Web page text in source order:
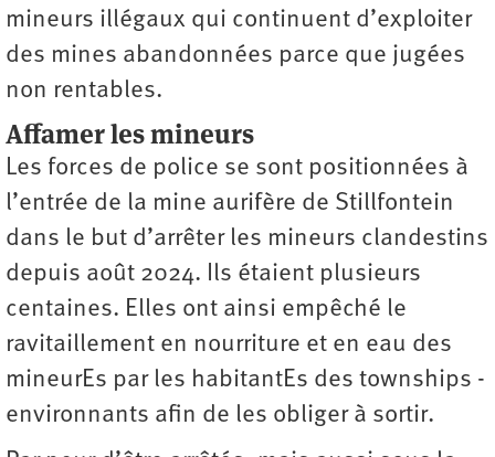
mineurs illégaux qui continuent d’exploiter
des mines ­abandonnées parce que jugées
non rentables.
Affamer les mineurs
Les forces de police se sont positionnées à
l’entrée de la mine aurifère de Stillfontein
dans le but d’arrêter les mineurs clandestins
depuis août 2024. Ils étaient plusieurs
centaines. Elles ont ainsi empêché le
ravitaillement en nourriture et en eau des
mineurEs par les habitantEs des townships ­
environnants afin de les obliger à sortir.